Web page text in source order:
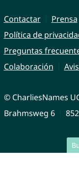
Contactar Prensa
Política de
Preguntas
Colaboración
© CharliesNames
Brahmsweg 6